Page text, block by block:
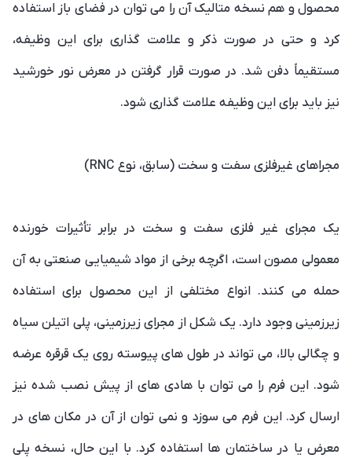
محصول و هم نسخه متالیک آن را می توان در فضای باز استفاده
کرد و حتی در صورت ذکر و علامت گذاری برای این وظیفه،
مستقیماً دفن شد. در صورت قرار گرفتن در معرض نور خورشید
نیز باید برای این وظیفه علامت گذاری شود.
مجراهای غیرفلزی سفت و سخت (سابق، نوع RNC)
یک مجرای غیر فلزی سفت و سخت در برابر تأثیرات خورنده
معمولی مصون است، اگرچه برخی از مواد شیمیایی صنعتی به آن
حمله می کنند. انواع مختلفی از این محصول برای استفاده
زیرزمینی وجود دارد. یک شکل از مجرای زیرزمینی، پلی اتیلن سیاه
و چگالی بالا، می تواند در طول های پیوسته روی یک قرقره عرضه
شود. این فرم را می توان با هادی های از پیش نصب شده نیز
ارسال کرد. این فرم می سوزد و نمی توان از آن در مکان های در
معرض یا در ساختمان ها استفاده کرد. با این حال، نسخه پلی